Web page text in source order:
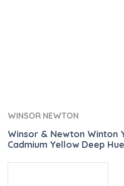
WINSOR NEWTON
Winsor & Newton Winton
Cadmium Yellow Deep